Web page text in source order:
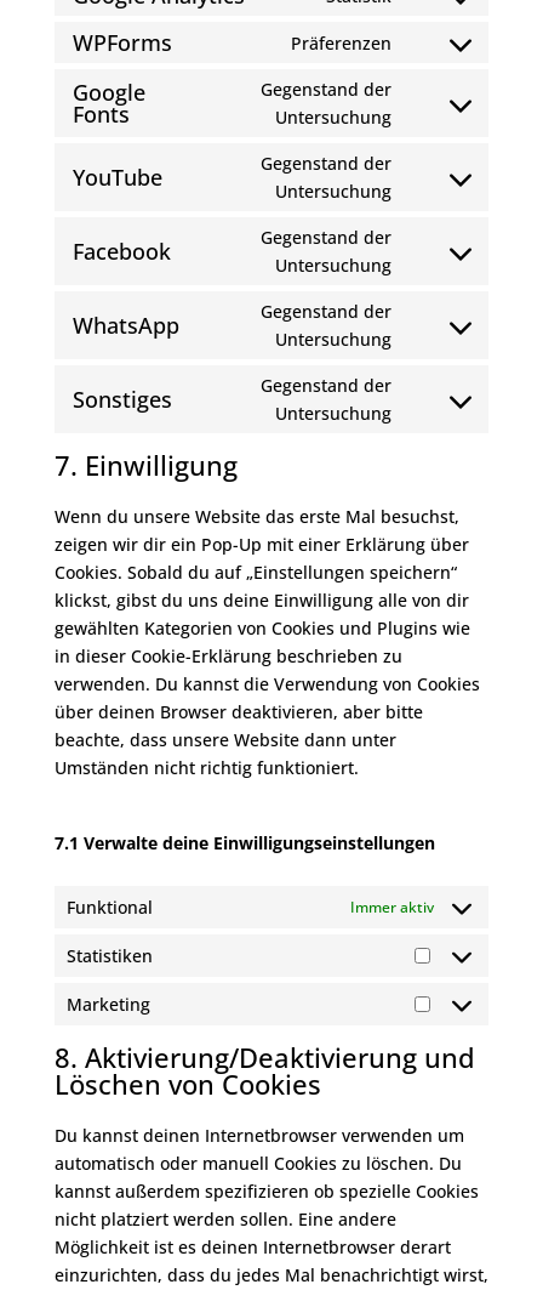
service
Consent
analytics
WPForms Präferenzen
Consent
service
Google
Fonts
Gegenstand der
Untersuchung
Consent
service
YouTube
Gegenstand der
Untersuchung
Consent
service
Facebook
Gegenstand der
Untersuchung
Consent
service
WhatsApp
Gegenstand der
Untersuchung
Consent
service
Sonstiges
Gegenstand der
Untersuchung
Consent
7. Einwilligung
Wenn du unsere Website das erste Mal besuchst,
zeigen wir dir ein Pop-Up mit einer Erklärung über
Cookies. Sobald du auf „Einstellungen speichern“
klickst, gibst du uns deine Einwilligung alle von dir
gewählten Kategorien von Cookies und Plugins wie
in dieser Cookie-Erklärung beschrieben zu
verwenden. Du kannst die Verwendung von Cookies
über deinen Browser deaktivieren, aber bitte
beachte, dass unsere Website dann unter
Umständen nicht richtig funktioniert.
7.1 Verwalte deine Einwilligungseinstellungen
Funktional Immer aktiv
Statistiken
Statistiken
Marketing
Marketing
8. Aktivierung/Deaktivierung und
Löschen von Cookies
Du kannst deinen Internetbrowser verwenden um
automatisch oder manuell Cookies zu löschen. Du
kannst außerdem spezifizieren ob spezielle Cookies
nicht platziert werden sollen. Eine andere
Möglichkeit ist es deinen Internetbrowser derart
einzurichten, dass du jedes Mal benachrichtigt wirst,